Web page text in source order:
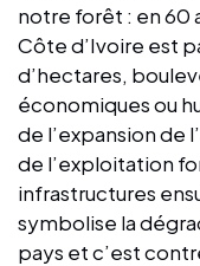
notre forêt : en 60
Côte d’Ivoire est
d’hectares,
économiques ou
de l’expansion de
de l’exploitation
infrastructures
symbolise la
pays et c’est